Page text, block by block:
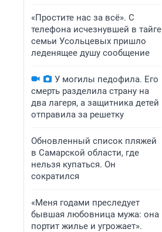
«Простите нас за всё». С
телефона исчезнувшей в тайге
семьи Усольцевых пришло
леденящее душу сообщение
У могилы педофила. Его
смерть разделила страну на
два лагеря, а защитника детей
отправила за решетку
Обновленный список пляжей
в Самарской области, где
нельзя купаться. Он
сократился
«Меня годами преследует
бывшая любовница мужа: она
портит жилье и угрожает».